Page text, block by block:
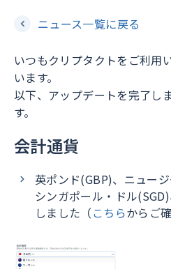
ニュース一覧に戻る
いつもクリプタクトをご利用
います。
以下、アップデートを完了し
す。
会計通貨
英ポンド(GBP)、ニュー
シンガポール・ドル
しました（ こちらからご